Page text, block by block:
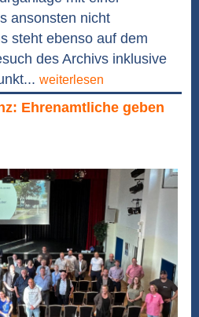
ansonsten nicht
steht ebenso auf dem
des Archivs inklusive
weiterlesen
Ehrenamtliche geben